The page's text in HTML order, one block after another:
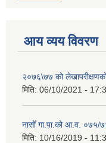
आय व्यय विवरण
२०७६\७७ को
मिति: 06/10/2021 -
नासोँ गा.पा.को आ.व. ०७५/
मिति: 10/16/2019 -